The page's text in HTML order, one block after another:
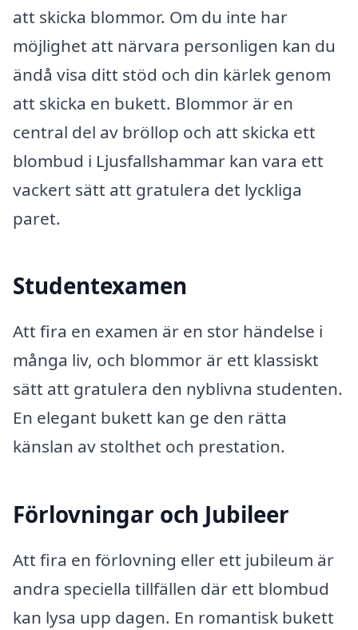
att skicka blommor. Om du inte har
möjlighet att närvara personligen kan du
ändå visa ditt stöd och din kärlek genom
att skicka en bukett. Blommor är en
central del av bröllop och att skicka ett
blombud i Ljusfallshammar kan vara ett
vackert sätt att gratulera det lyckliga
paret.
Studentexamen
Att fira en examen är en stor händelse i
många liv, och blommor är ett klassiskt
sätt att gratulera den nyblivna studenten.
En elegant bukett kan ge den rätta
känslan av stolthet och prestation.
Förlovningar och Jubileer
Att fira en förlovning eller ett jubileum är
andra speciella tillfällen där ett blombud
kan lysa upp dagen. En romantisk bukett